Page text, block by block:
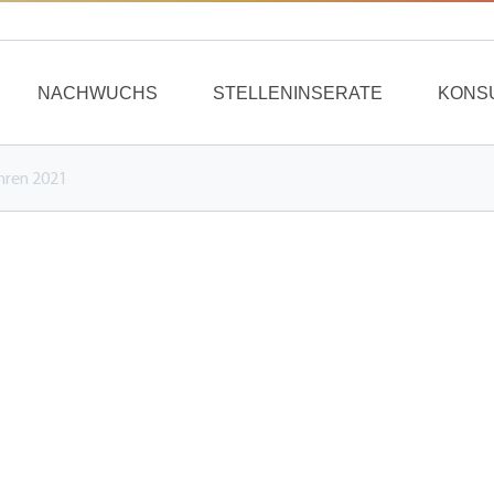
NACHWUCHS STELLENINSERATE
2021